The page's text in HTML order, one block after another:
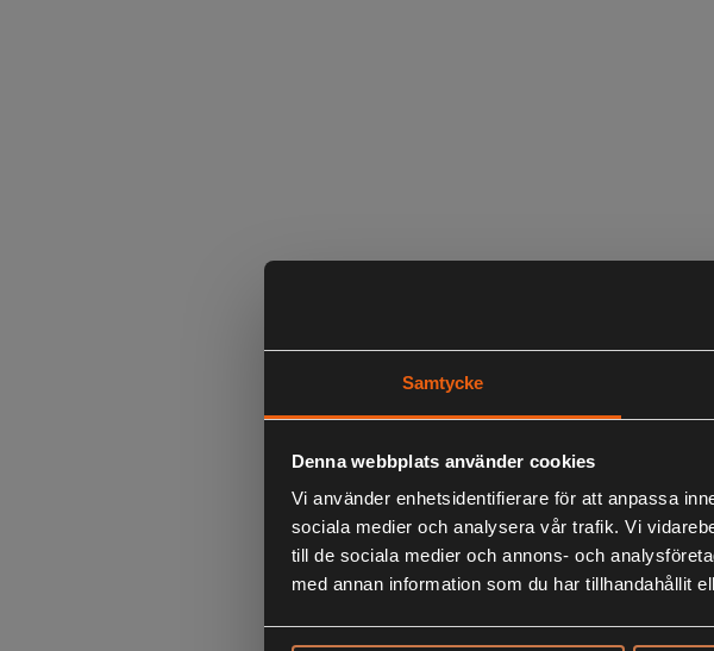
Samtycke
Denna webbplats använder cookies
Vi använder enhetsidentifierare för att anpassa
sociala medier och analysera vår trafik. Vi
till de sociala medier och annons- och
med annan information som du har tillhandahållit